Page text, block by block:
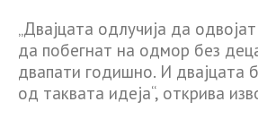
„Двајцата одлучија да
да побегнат на одмор без
двапати годишно. И двајцата
од таквата идеја“, открива